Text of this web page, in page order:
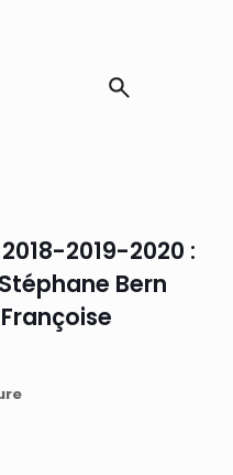
2019-2020 :
Bern